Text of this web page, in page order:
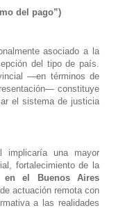
del pago”)
asociado a la
del tipo de país.
—en términos de
constituye
el sistema de justicia
implicaría una mayor
fortalecimiento de la
el Buenos Aires
actuación remota con
a las realidades